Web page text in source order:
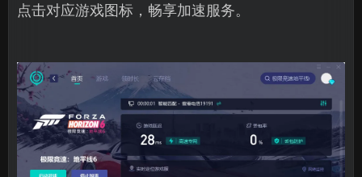
点击对应游戏图标，畅享加速服务。